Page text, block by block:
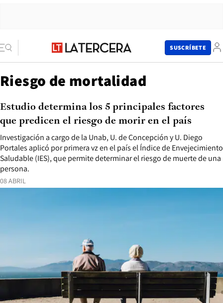
SUSCRÍBETE
Riesgo de mortalidad
08 ABRIL
Investigación a cargo de la Unab, U. de Concepción y U. Diego
Portales aplicó por primera vz en el país el Índice de Envejecimiento
Saludable (IES), que permite determinar el riesgo de muerte de una
persona.
Estudio determina los 5 principales factores
que predicen el riesgo de morir en el país